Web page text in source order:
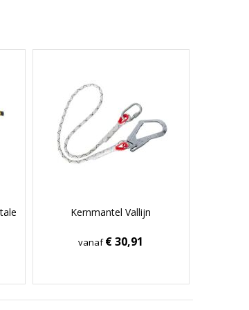
Kernmantel Vallijn
vanaf€ 30,91